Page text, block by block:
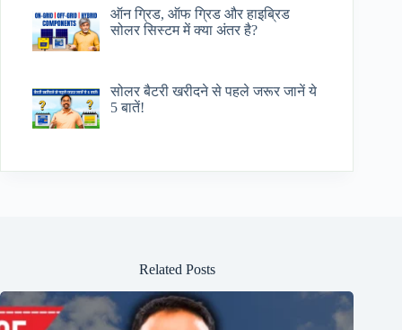
ऑन ग्रिड, ऑफ ग्रिड और हाइब्रिड
सोलर सिस्टम में क्या अंतर है?
सोलर बैटरी खरीदने से पहले जरूर जानें ये
5 बातें!
Related Posts